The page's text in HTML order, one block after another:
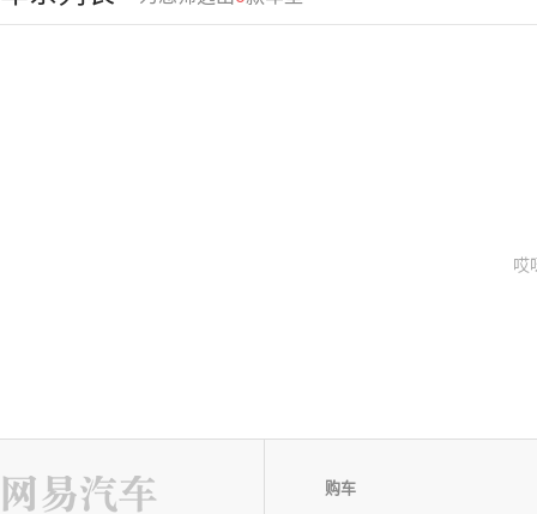
哎
购车